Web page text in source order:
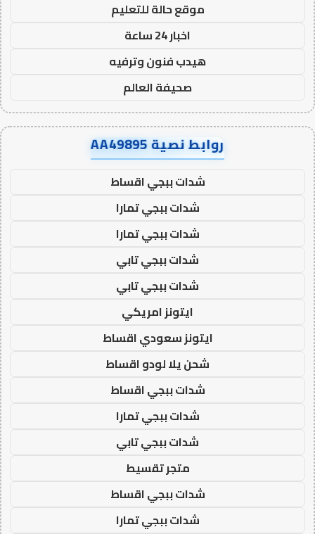
موقع حالة للتعليم
اخبار 24 ساعة
هيدب فنون وترفيه
صحيفة العالم
روابط نصية AA49895
شدات ببجي اقساط
شدات ببجي تمارا
شدات ببجي تمارا
شدات ببجي تابي
شدات ببجي تابي
ايتونز امريكي
ايتونز سعودي اقساط
شحن يلا لودو اقساط
شدات ببجي اقساط
شدات ببجي تمارا
شدات ببجي تابي
متجر تقسيط
شدات ببجي اقساط
شدات ببجي تمارا